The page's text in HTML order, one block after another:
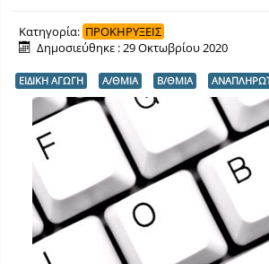
Κατηγορία: ΠΡΟΚΗΡΥΞΕΙΣ
Δημοσιεύθηκε : 29 Οκτωβρίου 2020
ΕΙΔΙΚΗ ΑΓΩΓΗ Α/ΘΜΙΑ Β/ΘΜΙΑ